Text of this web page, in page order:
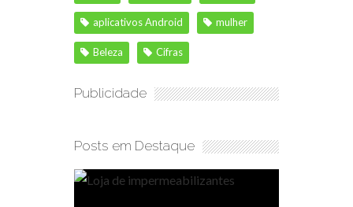
aplicativos Android mulher
Beleza Cifras
Publicidade
Posts em Destaque